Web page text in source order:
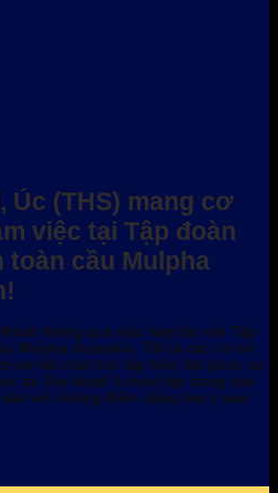
Úc (THS) mang cơ
việc tại Tập đoàn
cầu Mulpha
thông qua việc hợp tác với Tập
Mulpha Australia. Tất cả các cơ sở
sở vật chất học tập hiện đại phục vụ
tại The Hotel School tập trung vào
với những điểm đáng lưu ý sau: